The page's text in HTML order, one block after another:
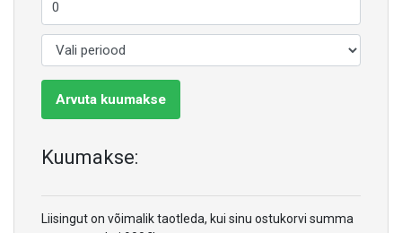
Arvuta kuumakse
Kuumakse:
Liisingut on võimalik taotleda, kui sinu ostukorvi summa